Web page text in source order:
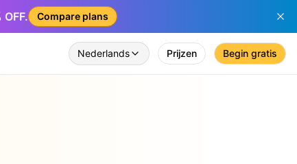
Compare plans
Nederlands Prijzen Begin gratis